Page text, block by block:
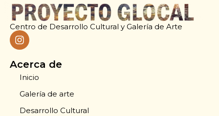
Centro de Desarrollo Cultural y Galería de Arte
Acerca de
Inicio
Galería de arte
Desarrollo Cultural